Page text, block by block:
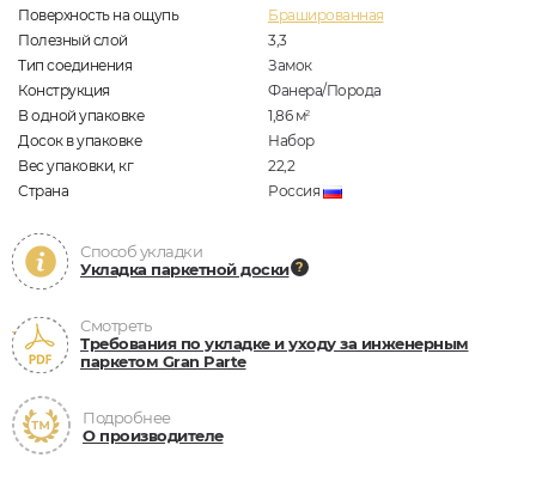
Поверхность на ощупь
Брашированная
Полезный слой
3,3
Тип соединения
Замок
Конструкция
Фанера/Порода
В одной упаковке
1,86 м2
Досок в упаковке
Набор
Вес упаковки, кг
22,2
Страна
Россия
Способ укладки
Укладка паркетной доски
Смотреть
Требования по укладке и уходу за инженерным
паркетом Gran Parte
Подробнее
О производителе